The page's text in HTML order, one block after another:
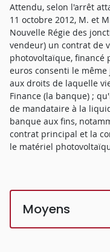
Attendu, selon l'arrêt
11 octobre 2012, M. et
Nouvelle Régie des
vendeur) un contrat de
photovoltaïque, financé
euros consenti le
aux droits de laquelle
Finance (la banque) ;
de mandataire à la
banque aux fins,
contrat principal et la
le matériel
Moyens